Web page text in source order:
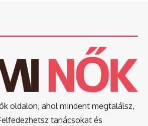
oldalon, ahol mindent megtalálsz,
tanácsokat és